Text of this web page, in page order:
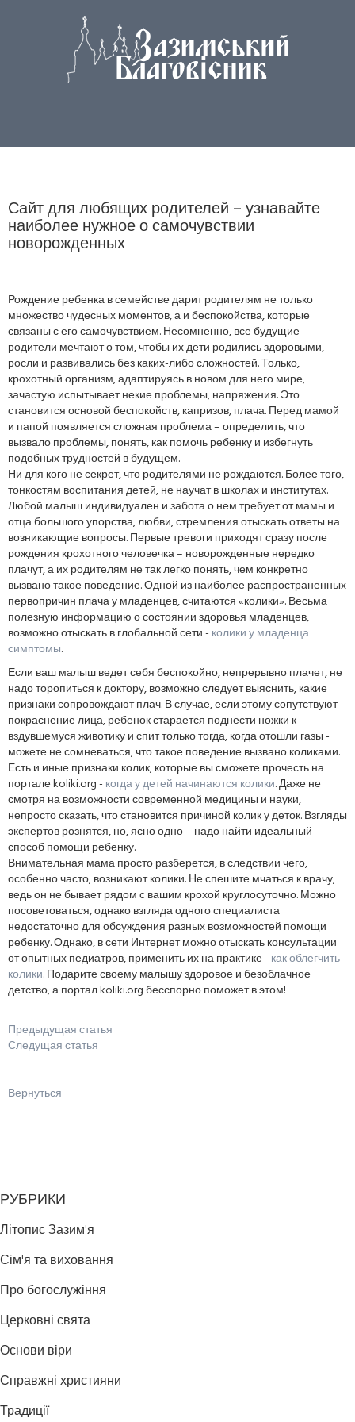
Сайт для любящих родителей – узнавайте
наиболее нужное о самочувствии
новорожденных
Рождение ребенка в семействе дарит родителям не только
множество чудесных моментов, а и беспокойства, которые
связаны с его самочувствием. Несомненно, все будущие
родители мечтают о том, чтобы их дети родились здоровыми,
росли и развивались без каких-либо сложностей. Только,
крохотный организм, адаптируясь в новом для него мире,
зачастую испытывает некие проблемы, напряжения. Это
становится основой беспокойств, капризов, плача. Перед мамой
и папой появляется сложная проблема – определить, что
вызвало проблемы, понять, как помочь ребенку и избегнуть
подобных трудностей в будущем.
Ни для кого не секрет, что родителями не рождаются. Более того,
тонкостям воспитания детей, не научат в школах и институтах.
Любой малыш индивидуален и забота о нем требует от мамы и
отца большого упорства, любви, стремления отыскать ответы на
возникающие вопросы. Первые тревоги приходят сразу после
рождения крохотного человечка – новорожденные нередко
плачут, а их родителям не так легко понять, чем конкретно
вызвано такое поведение. Одной из наиболее распространенных
первопричин плача у младенцев, считаются «колики». Весьма
полезную информацию о состоянии здоровья младенцев,
возможно отыскать в глобальной сети - колики у младенца
симптомы.
Если ваш малыш ведет себя беспокойно, непрерывно плачет, не
надо торопиться к доктору, возможно следует выяснить, какие
признаки сопровождают плач. В случае, если этому сопутствуют
покраснение лица, ребенок старается поднести ножки к
вздувшемуся животику и спит только тогда, когда отошли газы -
можете не сомневаться, что такое поведение вызвано коликами.
Есть и иные признаки колик, которые вы сможете прочесть на
портале koliki.org - когда у детей начинаются колики. Даже не
смотря на возможности современной медицины и науки,
непросто сказать, что становится причиной колик у деток. Взгляды
экспертов рознятся, но, ясно одно – надо найти идеальный
способ помощи ребенку.
Внимательная мама просто разберется, в следствии чего,
особенно часто, возникают колики. Не спешите мчаться к врачу,
ведь он не бывает рядом с вашим крохой круглосуточно. Можно
посоветоваться, однако взгляда одного специалиста
недостаточно для обсуждения разных возможностей помощи
ребенку. Однако, в сети Интернет можно отыскать консультации
от опытных педиатров, применить их на практике - как облегчить
колики. Подарите своему малышу здоровое и безоблачное
детство, а портал koliki.org бесспорно поможет в этом!
Предыдущая статья
Следущая статья
Вернуться
РУБРИКИ
Літопис Зазим'я
Сім'я та виховання
Про богослужіння
Церковні свята
Основи віри
Справжні християни
Традиції